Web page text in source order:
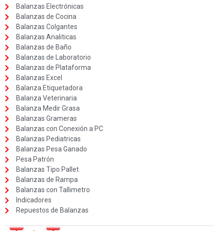
Balanzas Electrónicas
Balanzas de Cocina
Balanzas Colgantes
Balanzas Analiticas
Balanzas de Baño
Balanzas de Laboratorio
Balanzas de Plataforma
Balanzas Excel
Balanza Etiquetadora
Balanza Veterinaria
Balanza Medir Grasa
Balanzas Grameras
Balanzas con Conexión a PC
Balanzas Pediatricas
Balanzas Pesa Ganado
Pesa Patrón
Balanzas Tipo Pallet
Balanzas de Rampa
Balanzas con Tallimetro
Indicadores
Repuestos de Balanzas